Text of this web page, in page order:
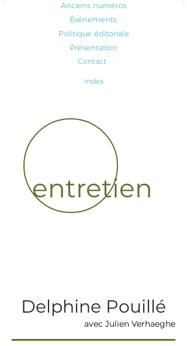
Anciens numéros
Événements
Politique éditoriale
Présentation
Contact
Index
entretien
Delphine Pouillé
avec Julien Verhaeghe